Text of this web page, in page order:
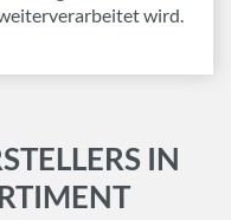
wird.
IN